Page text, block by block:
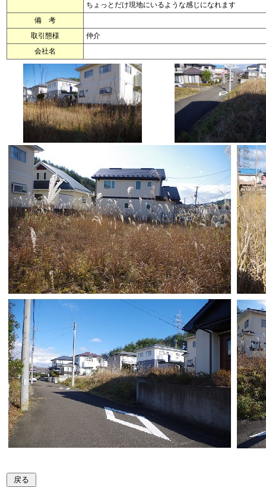
ちょっとだけ現地にいるような感じになれます
備 考
取引態様
仲介
会社名